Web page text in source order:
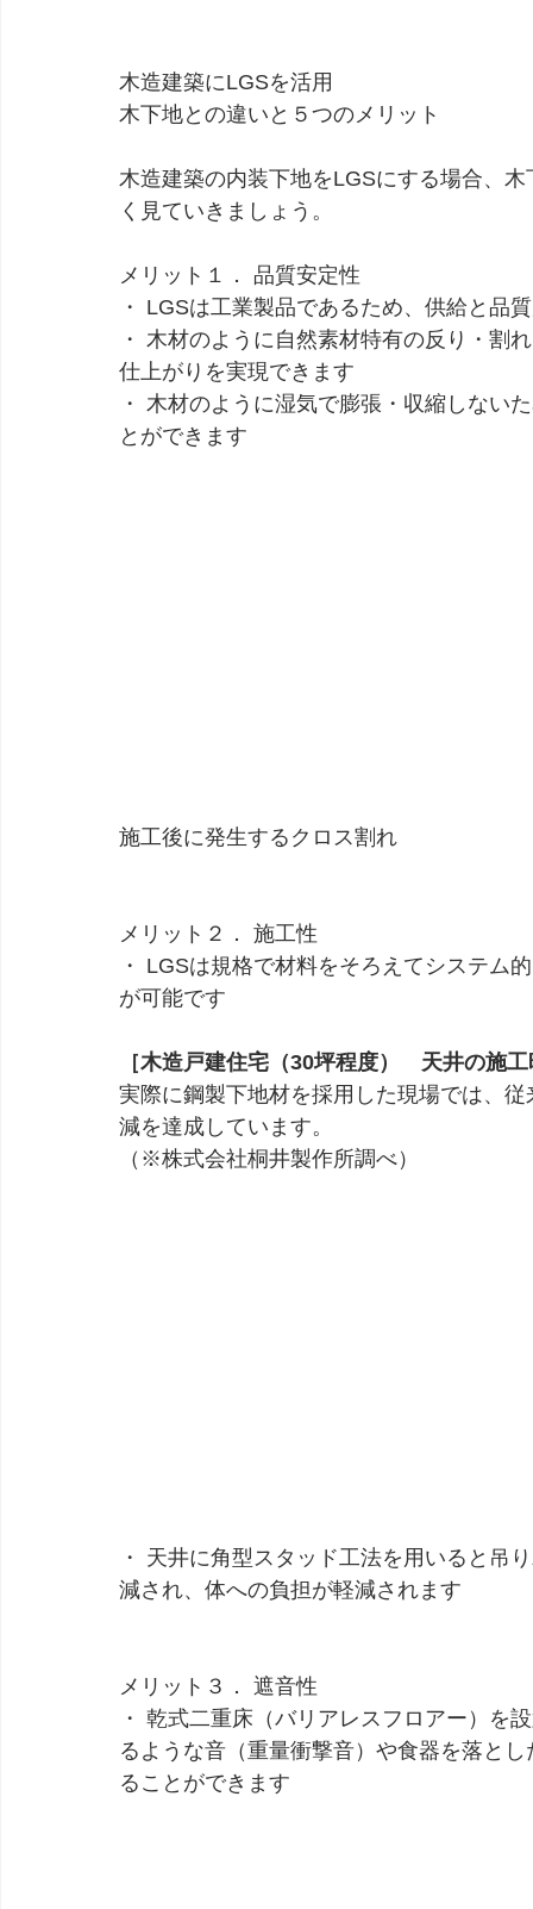
木造建築にLGSを活用
木下地との違いと５つのメリット
木造建築の内装下地をLGSにする場合、
く見ていきましょう。
メリット１． 品質安定性
・ LGSは工業製品であるため、供給と品
・ 木材のように自然素材特有の反り・割
仕上がりを実現できます
・ 木材のように湿気で膨張・収縮しない
とができます
施工後に発生するクロス割れ
メリット２． 施工性
・ LGSは規格で材料をそろえてシステム
が可能です
［木造戸建住宅（30坪程度）　天井の施
実際に鋼製下地材を採用した現場では、
減を達成しています。
（※株式会社桐井製作所調べ）
・ 天井に角型スタッド工法を用いると吊
減され、体への負担が軽減されます
メリット３． 遮音性
・ 乾式二重床（バリアレスフロアー）を
るような音（重量衝撃音）や食器を落と
ることができます